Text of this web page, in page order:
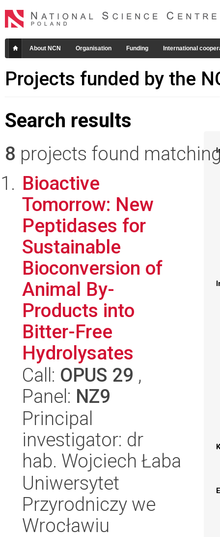
About NCN Organisation Funding International
Projects funded by the
Search results
8 projects found
Bioactive
Tomorrow: New
Peptidases for
Sustainable
Bioconversion of
Animal By-
Products into
Bitter-Free
Hydrolysates
Call: OPUS 29 ,
Panel: NZ9
Principal
investigator: dr
hab. Wojciech Łaba
Uniwersytet
Przyrodniczy we
Wrocławiu